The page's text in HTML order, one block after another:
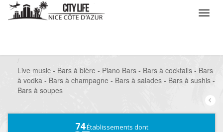
Live music - Bars à bière - Piano Bars - Bars à cocktails - Bars
à vodka - Bars à champagne - Bars à salades - Bars à sushis -
Bars à soupes
74Établissements dont